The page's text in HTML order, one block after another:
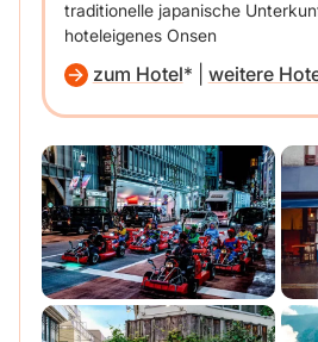
traditionelle japanische
hoteleigenes Onsen
zum Hotel weitere